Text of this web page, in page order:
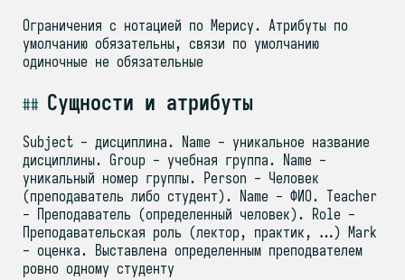
Ограничения с нотацией по Мерису. Атрибуты по
умолчанию обязательны, связи по умолчанию
одиночные не обязательные
Сущности и атрибуты
Subject - дисциплина. Name - уникальное название
дисциплины. Group - учебная группа. Name -
уникальный номер группы. Person - Человек
(преподаватель либо студент). Name - ФИО. Teacher
- Преподаватель (определенный человек). Role -
Преподавательская роль (лектор, практик, …) Mark
- оценка. Выставлена определенным преподвателем
ровно одному студенту